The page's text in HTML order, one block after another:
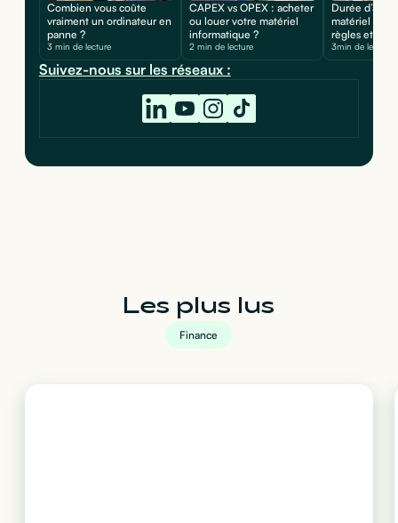
Combien vous coûte
vraiment un ordinateur en
panne ?
3 min de lecture
CAPEX vs OPEX : acheter
ou louer votre matériel
informatique ?
2 min de lecture
Durée
matériel
règles et
3min de lecture
Suivez-nous sur les réseaux :
Les plus lus
Finance